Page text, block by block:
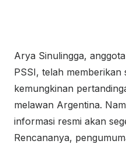
Arya Sinulingga,
PSSI, telah memberikan
kemungkinan
melawan Argentina.
informasi resmi akan
Rencananya,